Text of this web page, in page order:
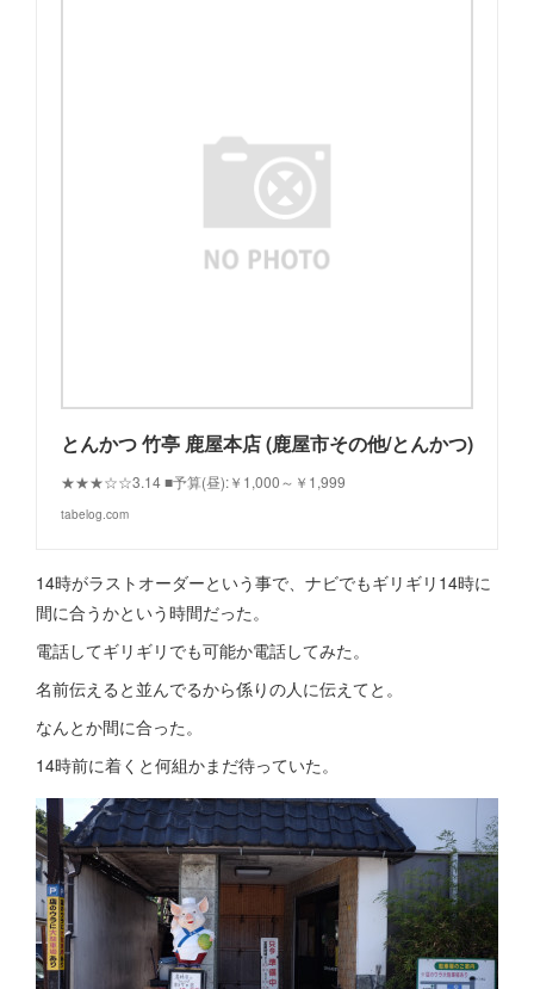
とんかつ 竹亭 鹿屋本店 (鹿屋市その他/とんかつ)
★★★☆☆3.14 ■予算(昼):￥1,000～￥1,999
tabelog.com
14時がラストオーダーという事で、ナビでもギリギリ14時に
間に合うかという時間だった。
電話してギリギリでも可能か電話してみた。
名前伝えると並んでるから係りの人に伝えてと。
なんとか間に合った。
14時前に着くと何組かまだ待っていた。